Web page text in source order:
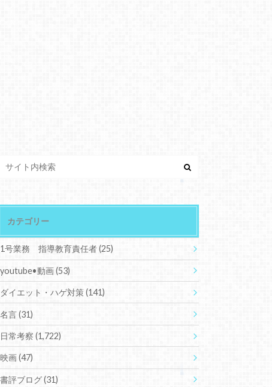
カテゴリー
1号業務 指導教育責任者(25)
youtube•動画(53)
ダイエット・ハゲ対策(141)
名言(31)
日常考察(1,722)
映画(47)
書評ブログ(31)